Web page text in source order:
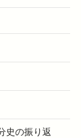
史の振り返